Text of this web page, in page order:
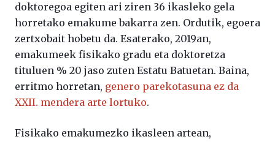
doktoregoa egiten ari ziren 36 ikasleko gela
horretako emakume bakarra zen. Ordutik, egoera
zertxobait hobetu da. Esaterako, 2019an,
emakumeek fisikako gradu eta doktoretza
tituluen % 20 jaso zuten Estatu Batuetan. Baina,
erritmo horretan, genero parekotasuna ez da
XXII. mendera arte lortuko.
Fisikako emakumezko ikasleen artean,